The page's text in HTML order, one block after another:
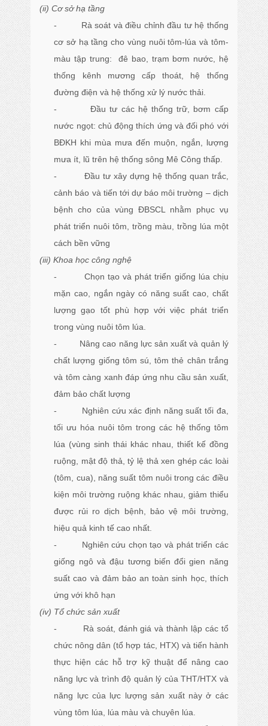
(ii) Cơ sở hạ tầng
- Rà soát và điều chỉnh đầu tư hệ thống
cơ sở hạ tầng cho vùng nuôi tôm-lúa và tôm-
màu tập trung: đê bao, trạm bơm nước, hệ
thống kênh mương cấp thoát, hệ thống
đường điện và hệ thống xử lý nước thải.
- Đầu tư các hệ thống trữ, bơm cấp
nước ngọt: chủ động thích ứng và đối phó với
BĐKH khi mùa mưa đến muộn, ngắn, lượng
mưa ít, lũ trên hệ thống sông Mê Công thấp.
- Đầu tư xây dựng hệ thống quan trắc,
cảnh báo và tiến tới dự báo môi trường – dịch
bệnh cho của vùng ĐBSCL nhằm phục vụ
phát triển nuôi tôm, trồng màu, trồng lúa một
cách bền vững
(iii) Khoa học công nghệ
- Chọn tạo và phát triển giống lúa chịu
mặn cao, ngắn ngày có năng suất cao, chất
lượng gạo tốt phù hợp với việc phát triển
trong vùng nuôi tôm lúa.
- Nâng cao năng lực sản xuất và quản lý
chất lượng giống tôm sú, tôm thẻ chân trắng
và tôm càng xanh đáp ứng nhu cầu sản xuất,
đảm bảo chất lượng
- Nghiên cứu xác định năng suất tối đa,
tối ưu hóa nuôi tôm trong các hệ thống tôm
lúa (vùng sinh thái khác nhau, thiết kế đồng
ruộng, mật độ thả, tỷ lệ thả xen ghép các loài
(tôm, cua), năng suất tôm nuôi trong các điều
kiện môi trường ruộng khác nhau, giảm thiểu
được rủi ro dịch bệnh, bảo vệ môi trường,
hiệu quả kinh tế cao nhất.
- Nghiên cứu chọn tạo và phát triển các
giống ngô và đậu tương biến đổi gien năng
suất cao và đảm bảo an toàn sinh học, thích
ứng với khô hạn
(iv) Tổ chức sản xuất
- Rà soát, đánh giá và thành lập các tổ
chức nông dân (tổ hợp tác, HTX) và tiến hành
thực hiện các hỗ trợ kỹ thuật để nâng cao
năng lực và trình độ quản lý của THT/HTX và
năng lực của lực lượng sản xuất này ở các
vùng tôm lúa, lúa màu và chuyên lúa.